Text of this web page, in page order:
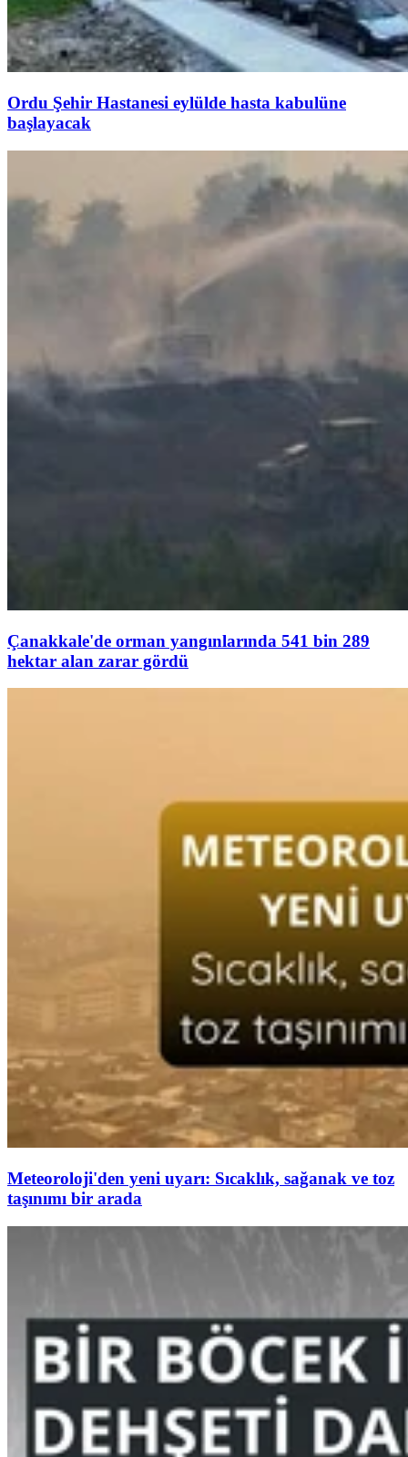
Ordu Şehir Hastanesi eylülde hasta kabulüne
başlayacak
Çanakkale'de orman yangınlarında 541 bin 289
hektar alan zarar gördü
Meteoroloji'den yeni uyarı: Sıcaklık, sağanak ve toz
taşınımı bir arada